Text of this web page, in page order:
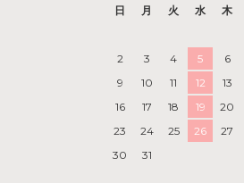
日
月 火 水 木
2
3 4 5 6
9
10 11 12 13
16
17 18 19 20
23
24 25 26 27
30
31